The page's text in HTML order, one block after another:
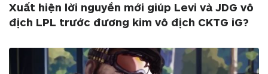
Xuất hiện lời nguyền mới giúp Levi và JDG vô
địch LPL trước đương kim vô địch CKTG iG?